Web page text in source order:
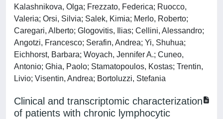
Kalashnikova, Olga; Frezzato, Federica; Ruocco,
Valeria; Orsi, Silvia; Salek, Kimia; Merlo, Roberto;
Caregari, Alberto; Glogovitis, Ilias; Cellini, Alessandro;
Angotzi, Francesco; Serafin, Andrea; Yi, Shuhua;
Eichhorst, Barbara; Woyach, Jennifer A.; Cuneo,
Antonio; Ghia, Paolo; Stamatopoulos, Kostas; Trentin,
Livio; Visentin, Andrea; Bortoluzzi, Stefania
Clinical and transcriptomic characterization
of patients with chronic lymphocytic